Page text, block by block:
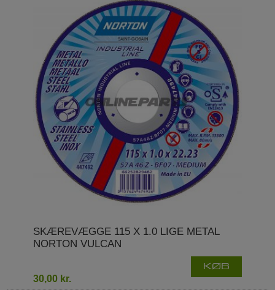
SKÆREVÆGGE 115 X 1.0 LIGE METAL
NORTON VULCAN
30,00 kr.
KØB